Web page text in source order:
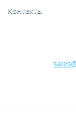
Контакты